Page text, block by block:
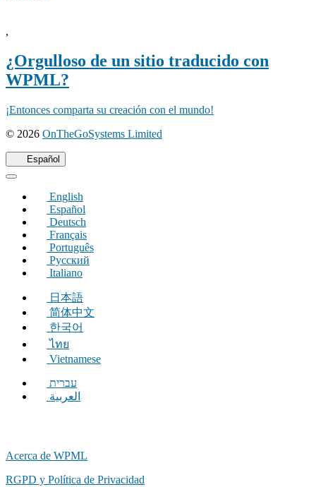
,
¿Orgulloso de un sitio traducido con
WPML?
¡Entonces comparta su creación con el mundo!
© 2026 OnTheGoSystems Limited
Español
English
Español
Deutsch
Français
Português
Русский
Italiano
日本語
简体中文
한국어
ไทย
Vietnamese
עברית
العربية
Acerca de WPML
RGPD y Política de Privacidad